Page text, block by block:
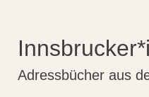
Adressbücher aus